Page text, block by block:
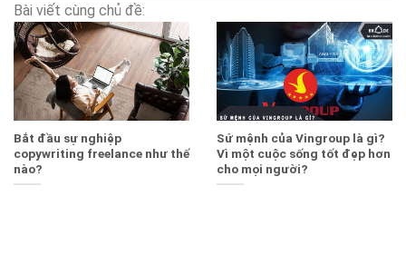
Bài viết cùng chủ đề:
Bắt đầu sự nghiệp
copywriting freelance như thế
nào?
Sứ mệnh của Vingroup là gì?
Vì một cuộc sống tốt đẹp hơn
cho mọi người?